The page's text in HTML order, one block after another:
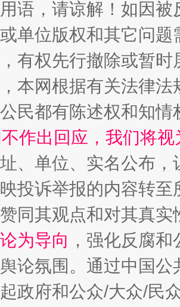
制助力责任有效落实 一纸欠
产品抗生素超标问题” 法
语，请谅解！如因
单位版权和其它问题
有权先行撤除或暂
本网根据有关法律
民都有陈述权和知情
作出回应，我们将
、单位、实名公布
投诉举报的内容转
同其观点和对其真实
为导向 ，强化反腐
论氛围。通过中国
政府和公众/大众/民